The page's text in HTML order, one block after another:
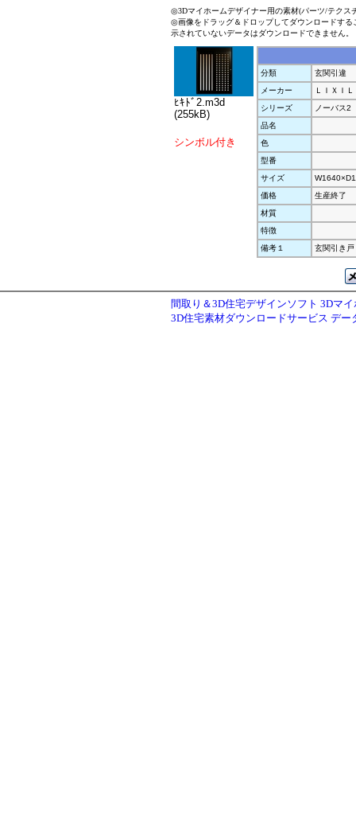
◎3Dマイホームデザイナー用の素材(パーツ/テクス
◎画像をドラッグ＆ドロップしてダウンロードす
示されていないデータはダウンロードできません。
ﾋｷﾄﾞ2.m3d
(255kB)
シンボル付き
分類
玄関引違
メーカー
ＬＩＸＩＬ
シリーズ
ノーバス2
品名
色
型番
サイズ
価格
生産終了
材質
特徴
備考１
玄関引き
間取り＆3D住宅デザインソフト 3Dマ
3D住宅素材ダウンロードサービス デー